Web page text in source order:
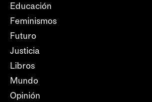
Educación
Feminismos
Futuro
Justicia
Libros
Mundo
Opinión